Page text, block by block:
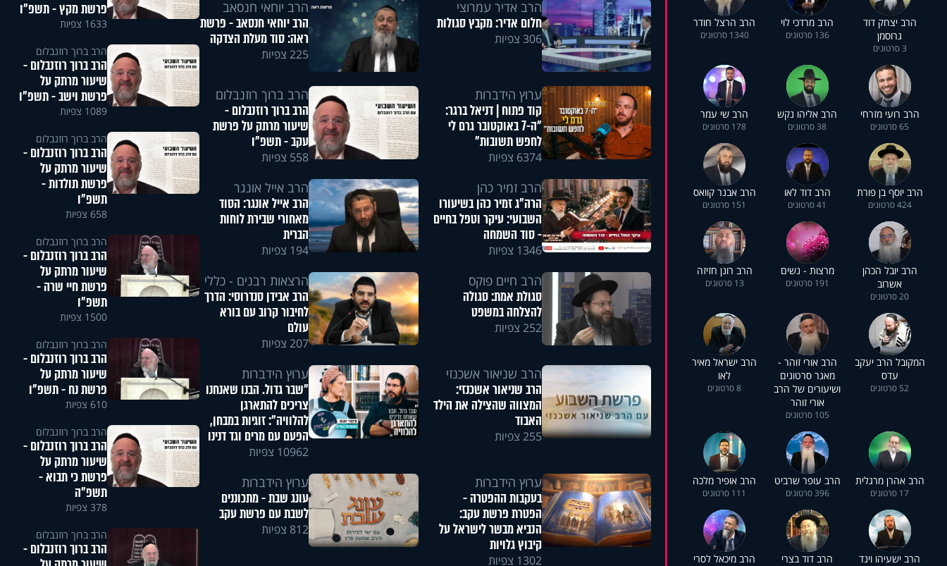
הרב יצחק דוד
גרוסמן
3 סרטונים
הרב מרדכי לוי
136 סרטונים
הרב הרצל חודר
1340 סרטונים
הרב רועי מזרחי
65 סרטונים
הרב אליהו נקש
38 סרטונים
הרב שי עמר
178 סרטונים
הרב יוסף בן פורת
424 סרטונים
הרב דוד לאו
41 סרטונים
הרב אבנר קוואס
151 סרטונים
הרב יובל הכהן
אשרוב
20 סרטונים
מרצות - נשים
191 סרטונים
הרב רונן חזיזה
13 סרטונים
המקובל הרב יעקב
עדס
52 סרטונים
הרב אורי זוהר -
מאגר סרטונים
ושיעורים של הרב
אורי זוהר
105 סרטונים
הרב ישראל מאיר
לאו
8 סרטונים
הרב אהרן מרגלית
17 סרטונים
הרב עופר שרביט
396 סרטונים
הרב אופיר מלכה
111 סרטונים
הרב ישעיהו וינד הרב דוד בצרי הרב מיכאל לסרי
הרב אדיר עמרוצי
חלום אדיר: מקבץ סגולות
306 צפיות
הרב יוחאי חנסאב
הרב יוחאי חנסאב - פרשת
ראה: סוד מעלת הצדקה
225 צפיות
ערוץ הידברות
קוד פתוח | דניאל ברגר:
"ה-7 באוקטובר גרם לי
לחפש תשובות"
6374 צפיות
הרב ברוך רוזנבלום
הרב ברוך רוזנבלום -
שיעור מרתק על פרשת
עקב - תשפ"ו
558 צפיות
הרב זמיר כהן
הרה"ג זמיר כהן בשיעורו
השבועי: עיקר וטפל בחיים
- סוד השמחה
1346 צפיות
הרב אייל אונגר
הרב אייל אונגר: הסוד
מאחורי שבירת לוחות
הברית
194 צפיות
הרב חיים פוקס
סגולת אמת: סגולה
להצלחה במשפט
252 צפיות
הרצאות רבנים - כללי
הרב אבידן סנדרוסי: הדרך
לחיבור קרוב עם בורא
עולם
207 צפיות
הרב שניאור אשכנזי
הרב שניאור אשכנזי:
המצווה שהצילה את הילד
האבוד
255 צפיות
ערוץ הידברות
"שבר גדול. הבנו שאנחנו
צריכים להתארגן
להלוויה": זוגיות במבחן,
הפעם עם מרים וגד דנינו
10962 צפיות
ערוץ הידברות
בעקבות ההפטרה -
הפטרת פרשת עקב:
הנביא מבשר לישראל על
קיבוץ גלויות
1302 צפיות
ערוץ הידברות
עונג שבת - מתכוננים
לשבת עם פרשת עקב
812 צפיות
פרשת מקץ - תשפ"ו
1633 צפיות
הרב ברוך רוזנבלום
הרב ברוך רוזנבלום -
שיעור מרתק על
פרשת וישב - תשפ"ו
1089 צפיות
הרב ברוך רוזנבלום
הרב ברוך רוזנבלום -
שיעור מרתק על
פרשת תולדות -
תשפ"ו
658 צפיות
הרב ברוך רוזנבלום
הרב ברוך רוזנבלום -
שיעור מרתק על
פרשת חיי שרה -
תשפ"ו
1500 צפיות
הרב ברוך רוזנבלום
הרב ברוך רוזנבלום -
שיעור מרתק על
פרשת נח - תשפ"ו
610 צפיות
הרב ברוך רוזנבלום
הרב ברוך רוזנבלום -
שיעור מרתק על
פרשת כי תבוא -
תשפ"ה
378 צפיות
הרב ברוך רוזנבלום
הרב ברוך רוזנבלום -